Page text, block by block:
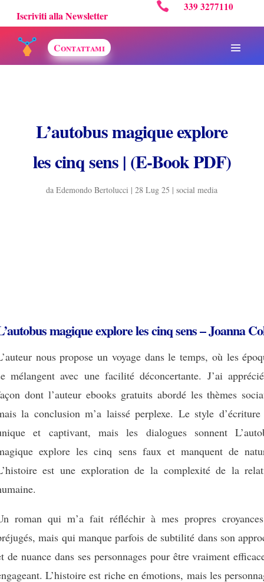
Contattami
Iscriviti alla Newsletter
 339 3277110
L’autobus magique explore
les cinq sens | (E-Book PDF)
daEdemondo Bertolucci |28 Lug 25 |social media
magique explore les cinq sens – Joanna
nous propose un voyage dans le temps, où les
mélangent avec une facilité déconcertante. J’ai
dont l’auteur ebooks gratuits abordé les thèmes
la conclusion m’a laissé perplexe. Le style d’écriture
et captivant, mais les dialogues sonnent
explore les cinq sens faux et manquent de
est une exploration de la complexité de la
roman qui m’a fait réfléchir à mes propres
mais qui manque parfois de subtilité dans son
de nuance dans ses personnages pour être vraiment
L’histoire est riche en émotions, mais les